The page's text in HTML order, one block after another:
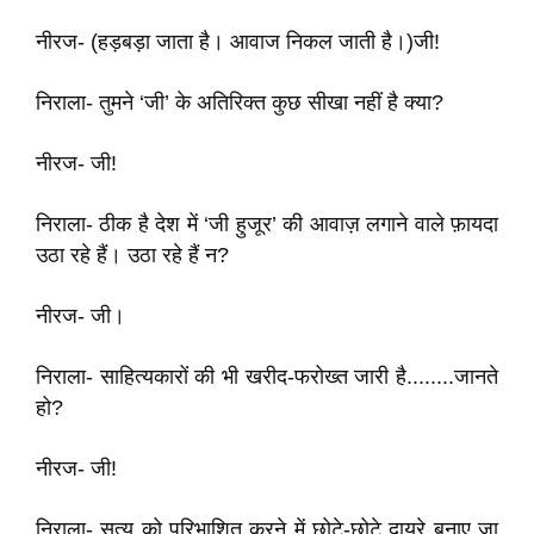
नीरज- (हड़बड़ा जाता है। आवाज निकल जाती है।)जी!
निराला- तुमने ‘जी’ के अतिरिक्त कुछ सीखा नहीं है क्या?
नीरज- जी!
निराला- ठीक है देश में ‘जी हुजूर’ की आवाज़ लगाने वाले फ़ायदा
उठा रहे हैं। उठा रहे हैं न?
नीरज- जी।
निराला- साहित्यकारों की भी खरीद-फरोख्त जारी है........जानते
हो?
नीरज- जी!
निराला- सत्य को परिभाशित करने में छोटे-छोटे दायरे बनाए जा